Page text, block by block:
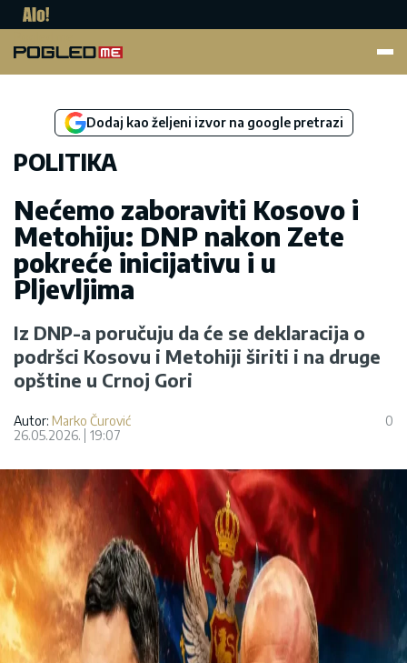
Dodaj kao željeni izvor na google pretrazi
POLITIKA
Nećemo zaboraviti Kosovo i
Metohiju: DNP nakon Zete
pokreće inicijativu i u
Pljevljima
Iz DNP-a poručuju da će se deklaracija o
podršci Kosovu i Metohiji širiti i na druge
opštine u Crnoj Gori
Autor: Marko Čurović
26.05.2026.
19:07
0